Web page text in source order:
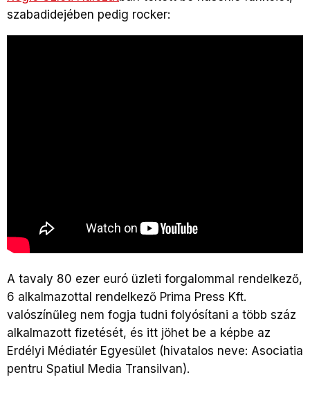
szabadidejében pedig rocker:
A tavaly 80 ezer euró üzleti forgalommal rendelkező,
6 alkalmazottal rendelkező Prima Press Kft.
valószínűleg nem fogja tudni folyósítani a több száz
alkalmazott fizetését, és itt jöhet be a képbe az
Erdélyi Médiatér Egyesület (hivatalos neve: Asociatia
pentru Spatiul Media Transilvan).